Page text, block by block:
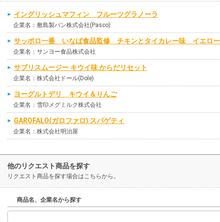
イングリッシュマフィン フルーツグラノーラ
企業名：敷島製パン株式会社(Pasco)
サッポロ一番 いなば食品監修 チキンとタイカレー味 イエロー
企業名：サンヨー食品株式会社
サプリスムージー キウイ味 からだリセット
企業名：株式会社ドール(Dole)
ヨーグルトデリ キウイ＆りんご
企業名：雪印メグミルク株式会社
GAROFALO(ガロファロ) スパゲティ
企業名：株式会社明治屋
他のリクエスト商品を探す
リクエスト商品を探す場合はこちらから。
商品名、企業名から探す